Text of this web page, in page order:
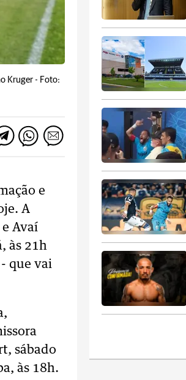
Kruger - Foto:
e
A
Avaí
às 21h
que vai
sábado
às 18h.